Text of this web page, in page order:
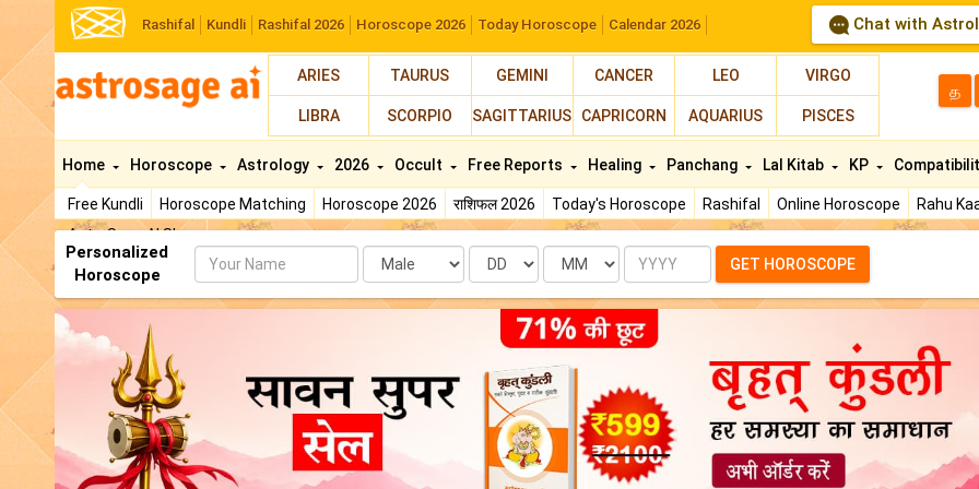
Rashifal Kundli Rashifal 2026 Horoscope 2026 Today Horoscope Calendar 2026 Chat with
ARIES TAURUS GEMINI CANCER LEO VIRGO
LIBRA SCORPIO SAGITTARIUS CAPRICORN AQUARIUS PISCES
த
Home
Free Kundli Horoscope Matching Horoscope 2026 राशिफल 2026 Today's Horoscope Rashifal Online Horoscope Rahu
AstroSage AI Shop
Horoscope Astrology 2026 Occult Free Reports Healing Panchang Lal Kitab KP
Personalized
Horoscope
Name Date Month Year GET HOROSCOPE